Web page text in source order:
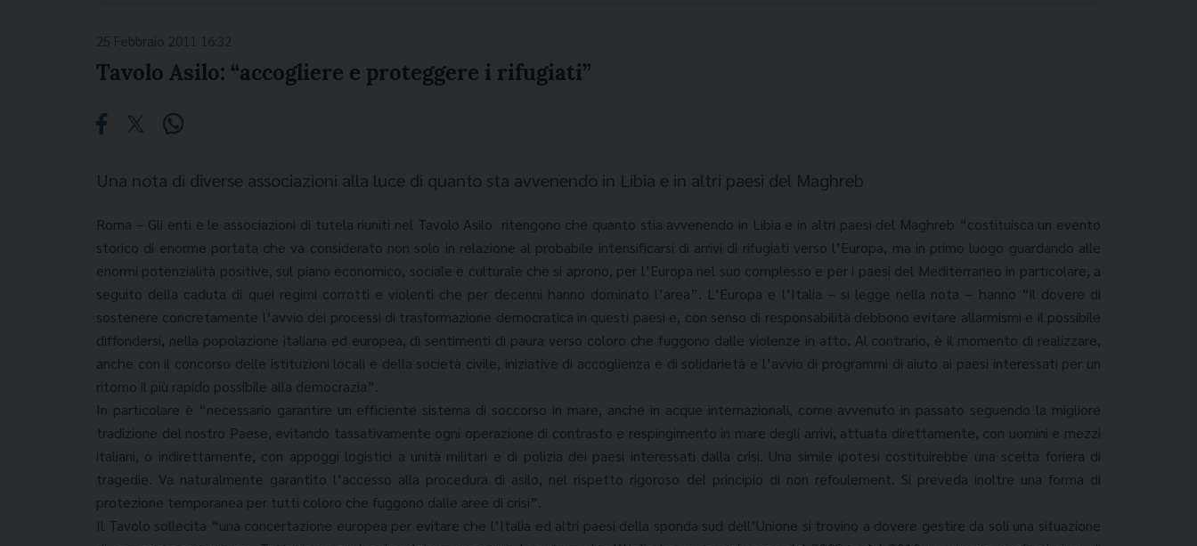
Tavolo Asilo: “accogliere e proteggere i rifugiati”
Una nota di diverse associazioni alla luce di quanto sta avvenendo in Libia e in altri paesi del Maghreb
Roma – Gli enti e le associazioni di tutela riuniti nel Tavolo Asilo ritengono che quanto stia avvenendo in Libia e in altri paesi del Maghreb “costituisca un evento
storico di enorme portata che va considerato non solo in relazione al probabile intensificarsi di arrivi di rifugiati verso l’Europa, ma in primo luogo guardando alle
enormi potenzialità positive, sul piano economico, sociale e culturale che si aprono, per l’Europa nel suo complesso e per i paesi del Mediterraneo in particolare, a
seguito della caduta di quei regimi corrotti e violenti che per decenni hanno dominato l’area”. L’Europa e l’Italia – si legge nella nota – hanno “il dovere di
sostenere concretamente l’avvio dei processi di trasformazione democratica in questi paesi e, con senso di responsabilità debbono evitare allarmismi e il possibile
diffondersi, nella popolazione italiana ed europea, di sentimenti di paura verso coloro che fuggono dalle violenze in atto. Al contrario, è il momento di realizzare,
anche con il concorso delle istituzioni locali e della società civile, iniziative di accoglienza e di solidarietà e l’avvio di programmi di aiuto ai paesi interessati per un
ritorno il più rapido possibile alla democrazia”.
In particolare è “necessario garantire un efficiente sistema di soccorso in mare, anche in acque internazionali, come avvenuto in passato seguendo la migliore
tradizione del nostro Paese, evitando tassativamente ogni operazione di contrasto e respingimento in mare degli arrivi, attuata direttamente, con uomini e mezzi
italiani, o indirettamente, con appoggi logistici a unità militari e di polizia dei paesi interessati dalla crisi. Una simile ipotesi costituirebbe una scelta foriera di
tragedie. Va naturalmente garantito l’accesso alla procedura di asilo, nel rispetto rigoroso del principio di non refoulement. Si preveda inoltre una forma di
protezione temporanea per tutti coloro che fuggono dalle aree di crisi”.
Il Tavolo sollecita “una concertazione europea per evitare che l’Italia ed altri paesi della sponda sud dell’Unione si trovino a dovere gestire da soli una situazione